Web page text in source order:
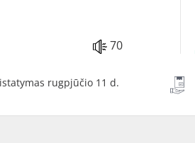
70
rugpjūčio 11 d.